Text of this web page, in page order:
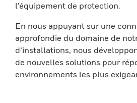
l’équipement de protection.
En nous appuyant sur une
approfondie du domaine de
d’installations, nous
de nouvelles solutions pour
environnements les plus